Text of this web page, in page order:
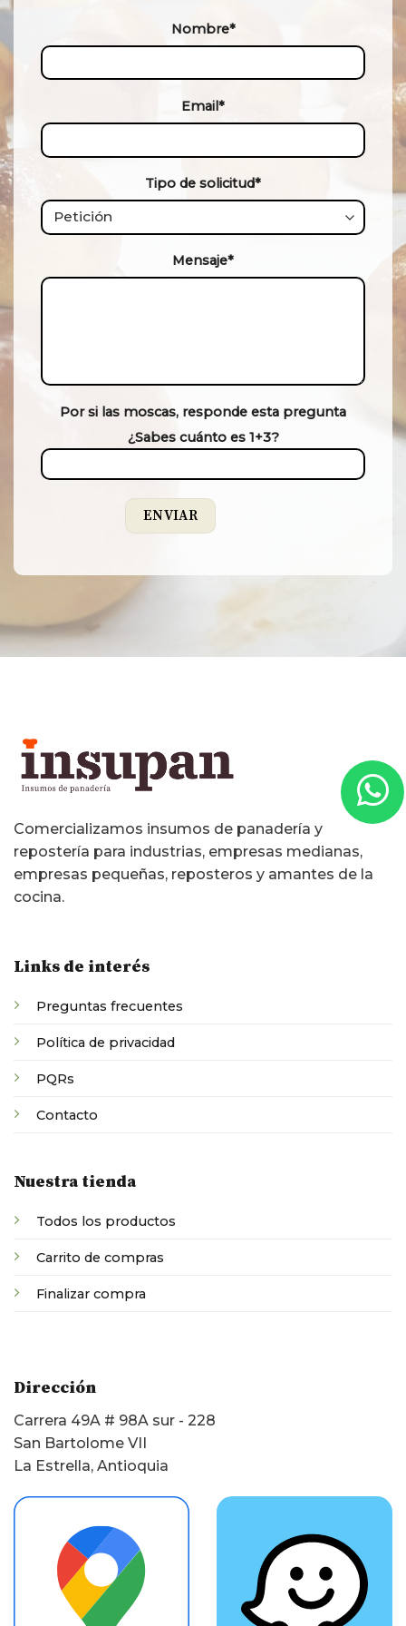
Nombre*
Email*
Tipo de solicitud*
Mensaje*
Por si las moscas, responde esta pregunta
¿Sabes cuánto es 1+3?
Comercializamos insumos de panadería y
repostería para industrias, empresas medianas,
empresas pequeñas, reposteros y amantes de la
cocina.
Links de interés
Preguntas frecuentes
Política de privacidad
PQRs
Contacto
Nuestra tienda
Todos los productos
Carrito de compras
Finalizar compra
Dirección
Carrera 49A # 98A sur - 228
San Bartolome VII
La Estrella, Antioquia